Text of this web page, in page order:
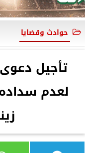
حوادث وقضايا
تأجيل